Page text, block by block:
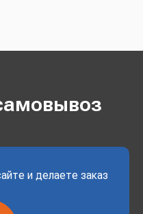
и делаете заказ